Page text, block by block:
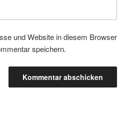
und Website in diesem Browser
speichern.